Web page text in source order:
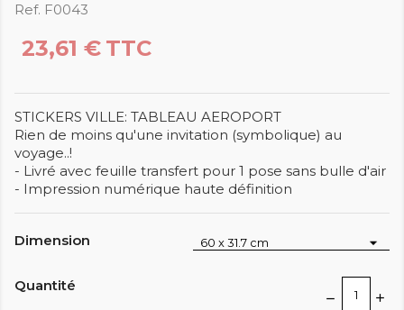
Ref. F0043
23,61 € TTC
STICKERS VILLE: TABLEAU AEROPORT
Rien de moins qu'une invitation (symbolique) au
voyage..!
- Livré avec feuille transfert pour 1 pose sans bulle d'air
- Impression numérique haute définition
Dimension
Quantité